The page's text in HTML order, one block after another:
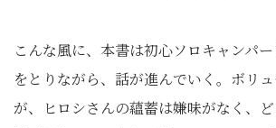
こんな風に、本書は初心ソロキャンパ
をとりながら、話が進んでいく。ボリ
が、ヒロシさんの蘊蓄は嫌味がなく、